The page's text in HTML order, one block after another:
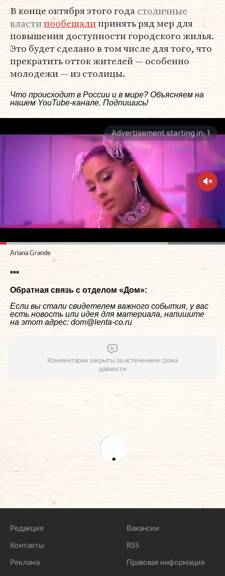
В конце октября этого годастоличные
властипообещалипринять ряд мер для
повышения доступности городского жилья.
Это будет сделано в том числе для того, что
прекратить отток жителей — особенно
молодежи — из столицы.
Что происходит в России и в мире? Объясняем на
нашем YouTube-канале. Подпишись!
Ariana Grande
***
Обратная связь с отделом «Дом»:
Если вы стали свидетелем важного события, у вас
есть новость или идея для материала, напишите
на этот адрес: dom@lenta-co.ru
Комментарии закрыты за истечением срока
давности
Редакция
Контакты
Реклама
Вакансии
RSS
Правовая информация